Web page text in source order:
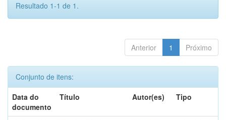
Resultado 1-1 de 1.
Anterior 1 Próximo
Conjunto de itens:
Data do
documento
Título Autor(es) Tipo